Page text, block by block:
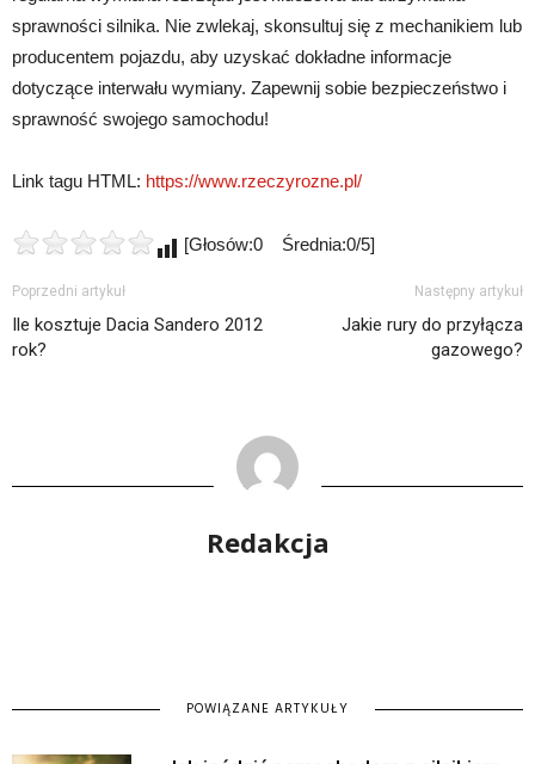
sprawności silnika. Nie zwlekaj, skonsultuj się z mechanikiem lub
producentem pojazdu, aby uzyskać dokładne informacje
dotyczące interwału wymiany. Zapewnij sobie bezpieczeństwo i
sprawność swojego samochodu!
Link tagu HTML: https://www.rzeczyrozne.pl/
[Głosów:0 Średnia:0/5]
Poprzedni artykuł
Ile kosztuje Dacia Sandero 2012
rok?
Następny artykuł
Jakie rury do przyłącza
gazowego?
Redakcja
POWIĄZANE ARTYKUŁY